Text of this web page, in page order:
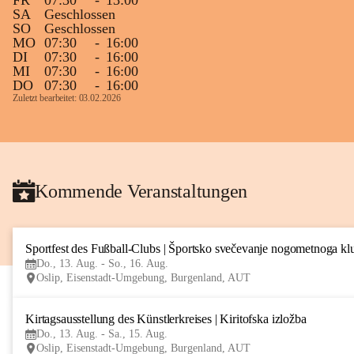
SA
Geschlossen
SO
Geschlossen
MO 07:30 - 16:00
DI
07:30 - 16:00
MI
07:30 - 16:00
DO
07:30 - 16:00
Zuletzt bearbeitet: 03.02.2026
Kommende Veranstaltungen
Sportfest des Fußball-Clubs | Športsko svečevanje nogometnoga
Do., 13. Aug. - So., 16. Aug.
Oslip, Eisenstadt-Umgebung, Burgenland, AUT
Kirtagsausstellung des Künstlerkreises | Kiritofska izložba
Do., 13. Aug. - Sa., 15. Aug.
Oslip, Eisenstadt-Umgebung, Burgenland, AUT